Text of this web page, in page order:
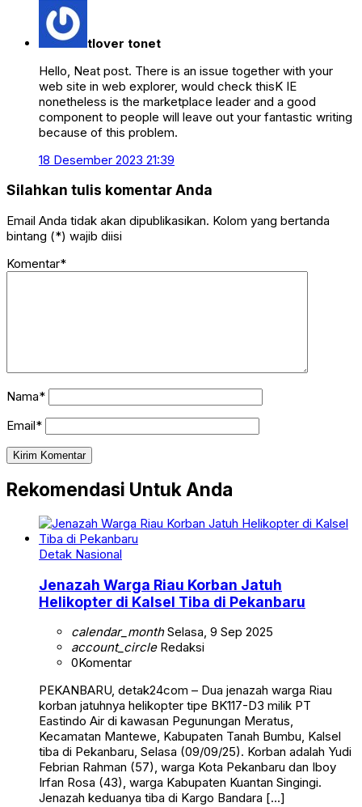
tlover tonet
Hello, Neat post. There is an issue together with your
web site in web explorer, would check thisK IE
nonetheless is the marketplace leader and a good
component to people will leave out your fantastic writing
because of this problem.
18 Desember 2023 21:39
Silahkan tulis komentar Anda
Email Anda tidak akan dipublikasikan. Kolom yang bertanda
bintang (*) wajib diisi
Komentar*
Nama*
Email*
Rekomendasi Untuk Anda
Detak Nasional
Jenazah Warga Riau Korban Jatuh
Helikopter di Kalsel Tiba di Pekanbaru
calendar_monthSelasa, 9 Sep 2025
account_circleRedaksi
0Komentar
PEKANBARU, detak24com – Dua jenazah warga Riau
korban jatuhnya helikopter tipe BK117-D3 milik PT
Eastindo Air di kawasan Pegunungan Meratus,
Kecamatan Mantewe, Kabupaten Tanah Bumbu, Kalsel
tiba di Pekanbaru, Selasa (09/09/25). Korban adalah Yudi
Febrian Rahman (57), warga Kota Pekanbaru dan Iboy
Irfan Rosa (43), warga Kabupaten Kuantan Singingi.
Jenazah keduanya tiba di Kargo Bandara […]